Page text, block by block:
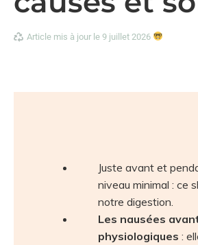
Article mis à jour le 9 juillet 2026
Juste avant et
niveau minimal : ce
notre digestion.
Les nausées
physiologiques: